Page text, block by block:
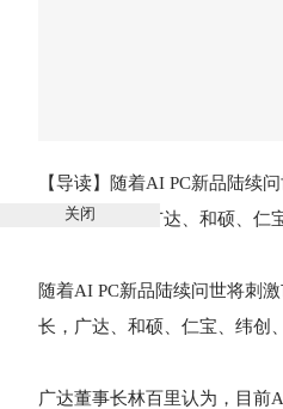
【导读】 随着AI PC新品陆续
将明显成长，
广达 、和硕、仁
随着AI PC新品陆续问世将刺
长，广达、和硕、仁宝、纬创
广达董事长林百里认为，目前
关闭